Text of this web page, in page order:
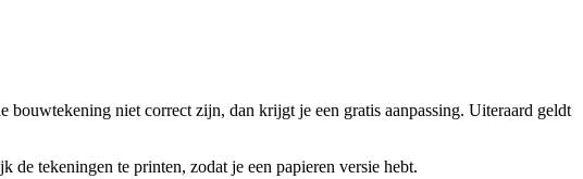
niet correct zijn, dan krijgt je een gratis aanpassing. Uiteraard geldt
tekeningen te printen, zodat je een papieren versie hebt.